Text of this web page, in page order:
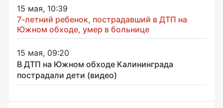
15 мая, 10:39
7-летний ребенок, пострадавший в ДТП на
Южном обходе, умер в больнице
15 мая, 09:20
В ДТП на Южном обходе Калининграда
пострадали дети (видео)